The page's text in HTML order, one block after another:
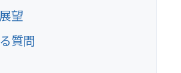
望
質問